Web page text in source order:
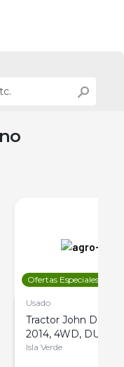
Ofertas Especiales
Usado
Tractor John Deere
2014, 4WD, DUAL
Isla Verde